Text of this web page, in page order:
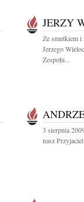
JERZY
Ze smutkiem i
Jerzego
Zespołu...
3 sierpnia
nasz